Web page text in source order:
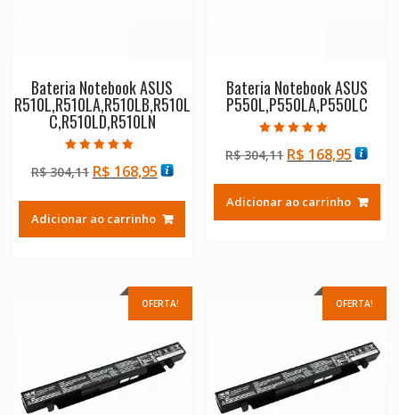
Bateria Notebook ASUS
R510L,R510LA,R510LB,R510L
C,R510LD,R510LN
5.00
de 5
R$304,11 O
original
era:
R$ 168,95O
atual
é:
Adicionar ao carrinho
Bateria Notebook ASUS
P550L,P550LA,P550LC
4.50
de 5
R$304,11 O
original
era:
R$ 168,95O
atual
é:
Adicionar ao carrinho
OFERTA! OFERTA!